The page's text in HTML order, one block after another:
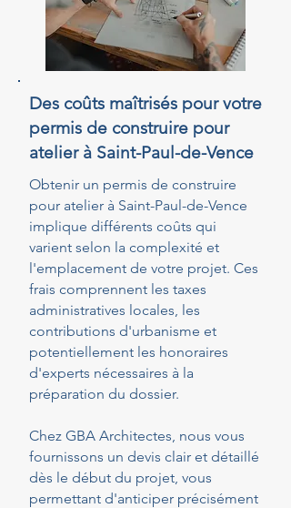
Des coûts maîtrisés pour votre
permis de construire pour
atelier à Saint-Paul-de-Vence
Obtenir un permis de construire
pour atelier à Saint-Paul-de-Vence
implique différents coûts qui
varient selon la complexité et
l'emplacement de votre projet. Ces
frais comprennent les taxes
administratives locales, les
contributions d'urbanisme et
potentiellement les honoraires
d'experts nécessaires à la
préparation du dossier.
Chez GBA Architectes, nous vous
fournissons un devis clair et détaillé
dès le début du projet, vous
permettant d'anticiper précisément